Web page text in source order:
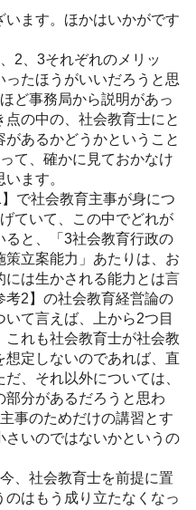
います。ほかはいかがです
2、3それぞれのメリッ
ったほうがいいだろうと思
ど事務局から説明があっ
の中の、社会教育士にと
あるかどうかということ
て、確かに見ておかなけ
ます。
で社会教育主事が身につ
ていて、この中でどれが
ると、「3社会教育行政の
立案能力」あたりは、お
には生かされる能力とは言
考2】の社会教育経営論の
て言えば、上から2つ目
れも社会教育士が社会教
定しないのであれば、直
、それ以外については、
分があるだろうと思わ
事のためだけの講習とす
さいのではないかというの
、社会教育士を前提に置
はもう成り立たなくなっ